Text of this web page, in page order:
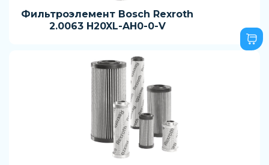
Фильтроэлемент Bosch Rexroth
2.0063 H20XL-AH0-0-V